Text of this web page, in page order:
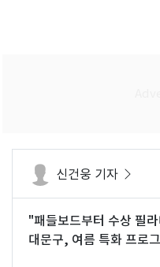
신건웅 기자
"패들보드부터 수상 필
대문구, 여름 특화 프로